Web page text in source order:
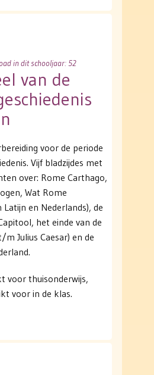
in dit schooljaar: 52
van de
voor de periode
Vijf bladzijdes met
over: Rome Carthago,
Wat Rome
Latijn en Nederlands), de
het einde van de
Julius Caesar) en de
voor thuisonderwijs,
voor in de klas.